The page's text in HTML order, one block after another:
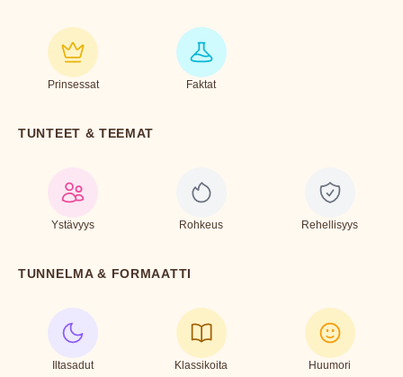
Prinsessat Faktat
TUNTEET & TEEMAT
Ystävyys Rohkeus Rehellisyys
TUNNELMA & FORMAATTI
Iltasadut Klassikoita Huumori